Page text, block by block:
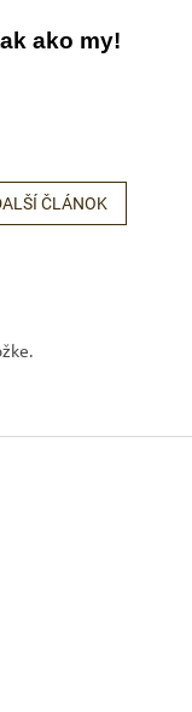
ako my!
ČLÁNOK